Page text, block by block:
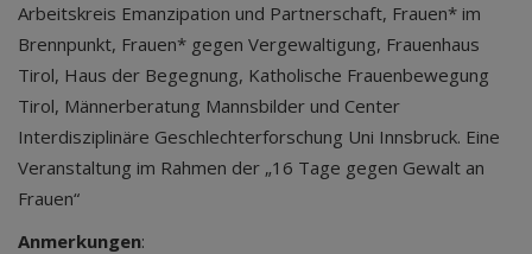
Arbeitskreis Emanzipation und Partnerschaft, Frauen* im
Brennpunkt, Frauen* gegen Vergewaltigung, Frauenhaus
Tirol, Haus der Begegnung, Katholische Frauenbewegung
Tirol, Männerberatung Mannsbilder und Center
Interdisziplinäre Geschlechterforschung Uni Innsbruck. Eine
Veranstaltung im Rahmen der „16 Tage gegen Gewalt an
Frauen“
Anmerkungen: